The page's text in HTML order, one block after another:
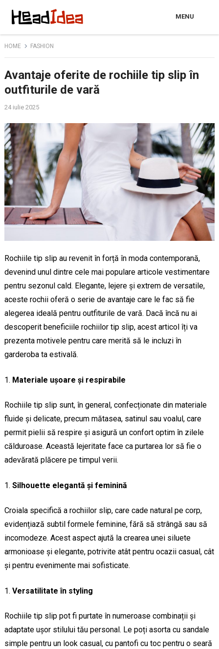
MENU
HOME FASHION
Avantaje oferite de rochiile tip slip în
outfiturile de vară
24 iulie 2025
Rochiile tip slip au revenit în forță în moda contemporană,
devenind unul dintre cele mai populare articole vestimentare
pentru sezonul cald. Elegante, lejere și extrem de versatile,
aceste rochii oferă o serie de avantaje care le fac să fie
alegerea ideală pentru outfiturile de vară. Dacă încă nu ai
descoperit beneficiile rochiilor tip slip, acest articol îți va
prezenta motivele pentru care merită să le incluzi în
garderoba ta estivală.
Materiale ușoare și respirabile
Rochiile tip slip sunt, în general, confecționate din materiale
fluide și delicate, precum mătasea, satinul sau voalul, care
permit pielii să respire și asigură un confort optim în zilele
călduroase. Această lejeritate face ca purtarea lor să fie o
adevărată plăcere pe timpul verii.
Silhouette elegantă și feminină
Croiala specifică a rochiilor slip, care cade natural pe corp,
evidențiază subtil formele feminine, fără să strângă sau să
incomodeze. Acest aspect ajută la crearea unei siluete
armonioase și elegante, potrivite atât pentru ocazii casual, cât
și pentru evenimente mai sofisticate.
Versatilitate în styling
Rochiile tip slip pot fi purtate în numeroase combinații și
adaptate ușor stilului tău personal. Le poți asorta cu sandale
simple pentru un look casual, cu pantofi cu toc pentru o seară